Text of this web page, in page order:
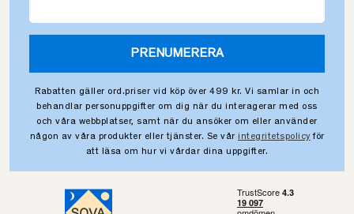
PRENUMERERA
Rabatten gäller ord.priser vid köp över 499 kr. Vi samlar in och
behandlar personuppgifter om dig när du interagerar med oss
och våra webbplatser, samt när du ansöker om eller använder
någon av våra produkter eller tjänster. Se vår integritetspolicy för
att läsa om hur vi vårdar dina uppgifter.